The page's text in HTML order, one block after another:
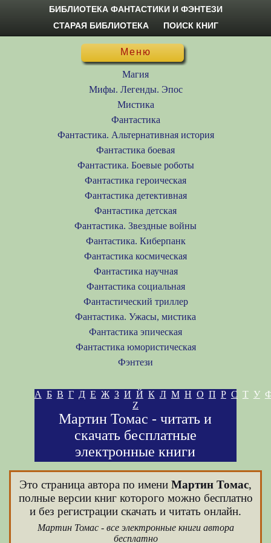
БИБЛИОТЕКА ФАНТАСТИКИ И ФЭНТЕЗИ
СТАРАЯ БИБЛИОТЕКА
ПОИСК КНИГ
Меню
Магия
Мифы. Легенды. Эпос
Мистика
Фантастика
Фантастика. Альтернативная история
Фантастика боевая
Фантастика. Боевые роботы
Фантастика героическая
Фантастика детективная
Фантастика детская
Фантастика. Звездные войны
Фантастика. Киберпанк
Фантастика космическая
Фантастика научная
Фантастика социальная
Фантастический триллер
Фантастика. Ужасы, мистика
Фантастика эпическая
Фантастика юмористическая
Фэнтези
А Б В Г Д Е Ж З И Й К Л М Н О П Р С Т У
Z
Мартин Томас - читать и
скачать бесплатные
электронные книги
Это страница автора по имени Мартин Томас,
полные версии книг которого можно бесплатно
и без регистрации скачать и читать онлайн.
Мартин Томас - все электронные книги автора
бесплатно